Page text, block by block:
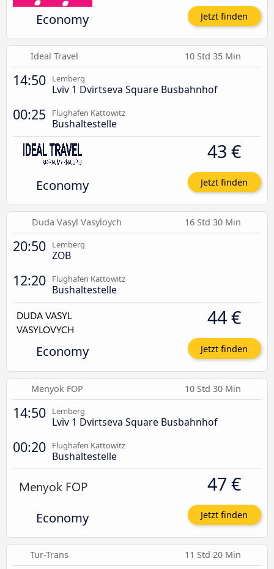
Economy Jetzt finden
Ideal Travel 10 Std 35 Min
14:50 Lemberg
Lviv 1 Dvirtseva Square Busbahnhof
00:25 Flughafen Kattowitz
Bushaltestelle
Economy
43 €
Jetzt finden
Duda Vasyl Vasyloych 16 Std 30 Min
20:50 Lemberg
ZOB
12:20 Flughafen Kattowitz
Bushaltestelle
Economy
44 €
Jetzt finden
Menyok FOP 10 Std 30 Min
14:50 Lemberg
Lviv 1 Dvirtseva Square Busbahnhof
00:20 Flughafen Kattowitz
Bushaltestelle
Economy
47 €
Jetzt finden
Tur-Trans 11 Std 20 Min